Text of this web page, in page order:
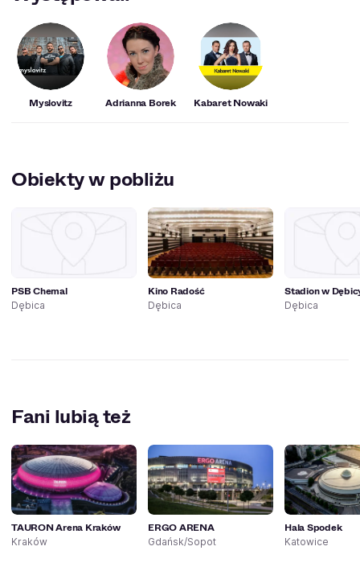
Myslovitz Adrianna Borek Kabaret Nowaki
Obiekty w pobliżu
PSB Chemal
Dębica
Kino Radość
Dębica
Stadion w
Dębica
Fani lubią też
TAURON Arena Kraków
Kraków
ERGO ARENA
Gdańsk/Sopot
Hala Spodek
Katowice